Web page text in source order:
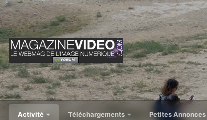
Activité Téléchargements Petites Annonces